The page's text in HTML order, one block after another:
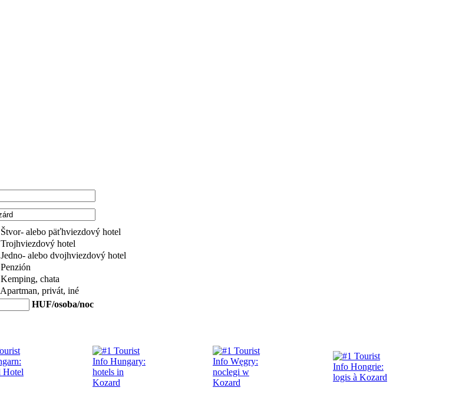
Štvor- alebo päťhviezdový hotel
Trojhviezdový hotel
Jedno- alebo dvojhviezdový hotel
Penzión
Kemping, chata
Apartman, privát, iné
HUF/osoba/noc